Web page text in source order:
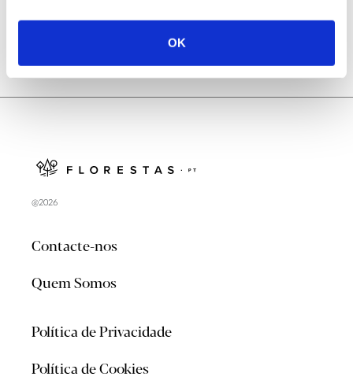
OK
@2026
Contacte-nos
Quem Somos
Política de Privacidade
Política de Cookies